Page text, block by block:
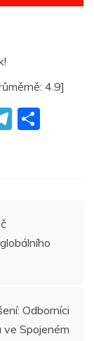
4.9]
T
m
Odborníci
ve Spojeném